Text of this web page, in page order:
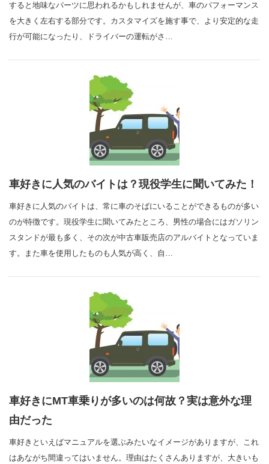
すると地味なパーツに思われるかもしれませんが、車のパフォーマンス
を大きく左右する部分です。カスタマイズを施す事で、より安定的な走
行が可能になったり、ドライバーの運転がさ…
車好きに人気のバイトは？現役学生に聞いてみた！
車好きに人気のバイトは、常に車のそばにいることができるものが多い
のが特徴です。現役学生に聞いてみたところ、男性の場合にはガソリン
スタンドが最も多く、その次が中古車販売店のアルバイトとなっていま
す。また車を使用したものも人気が高く、自…
車好きにMT車乗りが多いのは何故？実は意外な理
由だった
車好きといえばマニュアルを選ぶみたいなイメージがありますが、これ
はあながち間違ってはいません。理由はたくさんありますが、大きいも